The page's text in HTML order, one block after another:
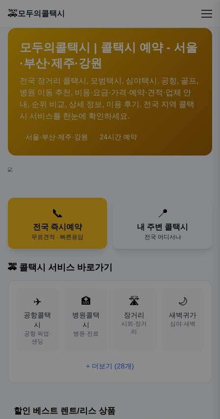
🚕 모두의콜택시
모두의콜택시 | 콜택시 예약 - 서울
·부산·제주·강원
전국 장거리 콜택시, 모범택시, 심야택시. 공항, 골프,
병원 이동 추천, 비용·요금·가격·예약·견적·업체 안
내, 순위 비교, 상세 정보, 이용 후기. 전국 지역 콜택
시 서비스를 한눈에 확인하세요.
서울·부산·제주·강원 24시간 예약
📞
전국 즉시예약
무료견적 · 빠른응답
📍
내 주변 콜택시
전국 어디서나
🚕 콜택시 서비스 바로가기
✈️
공항콜택
시
공항 픽업·
샌딩
🏥
병원콜택
시
병원·진료
🛣️
장거리
시외·장거
리
🌙
새벽귀가
심야·새벽
+ 더보기 (28개)
할인 베스트 렌트/리스 상품